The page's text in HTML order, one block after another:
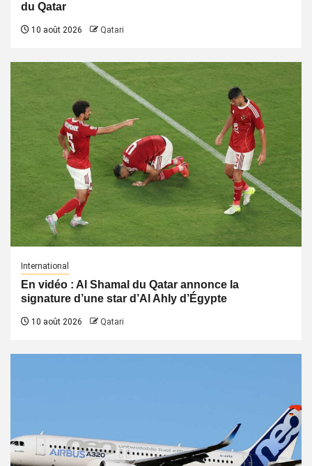
du Qatar
10 août 2026 Qatari
International
En vidéo : Al Shamal du Qatar annonce la
signature d’une star d’Al Ahly d’Égypte
10 août 2026 Qatari